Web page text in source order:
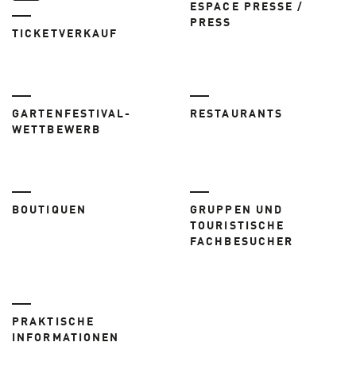
TICKETVERKAUF
ESPACE PRESSE /
PRESS
GARTENFESTIVAL-
WETTBEWERB
RESTAURANTS
BOUTIQUEN
GRUPPEN UND
TOURISTISCHE
FACHBESUCHER
PRAKTISCHE
INFORMATIONEN